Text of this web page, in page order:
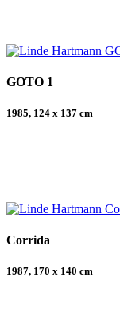
GOTO 1
1985, 124 x 137 cm
Corrida
1987, 170 x 140 cm